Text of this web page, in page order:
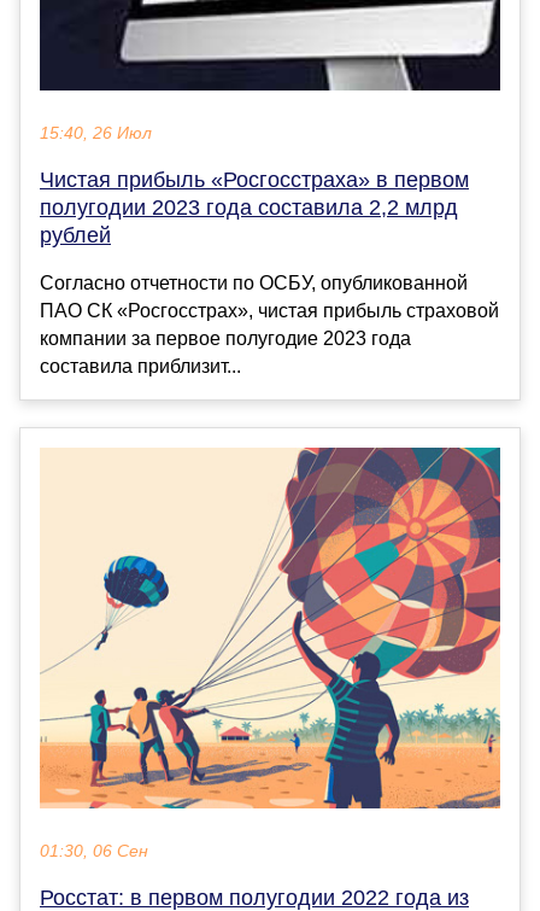
15:40, 26 Июл
Чистая прибыль «Росгосстраха» в первом
полугодии 2023 года составила 2,2 млрд
рублей
Согласно отчетности по ОСБУ, опубликованной
ПАО СК «Росгосстрах», чистая прибыль страховой
компании за первое полугодие 2023 года
составила приблизит...
01:30, 06 Сен
Росстат: в первом полугодии 2022 года из